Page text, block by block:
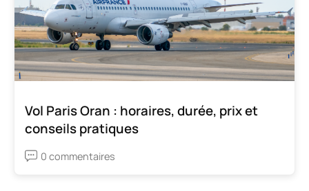
Vol Paris Oran : horaires, durée, prix et
conseils pratiques
0 commentaires